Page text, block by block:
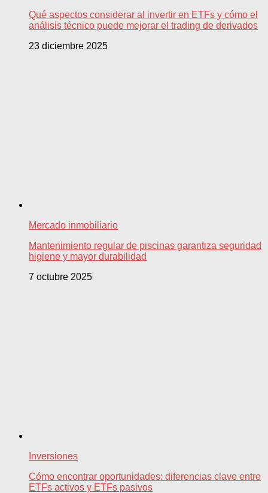
Qué aspectos considerar al invertir en ETFs y cómo el
análisis técnico puede mejorar el trading de derivados
23 diciembre 2025
Mercado inmobiliario
Mantenimiento regular de piscinas garantiza seguridad
higiene y mayor durabilidad
7 octubre 2025
Inversiones
Cómo encontrar oportunidades: diferencias clave entre
ETFs activos y ETFs pasivos